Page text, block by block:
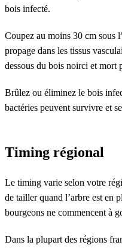
bois infecté.
Coupez au moins 30 cm sous
propage dans les tissus
dessous du bois noirci et mort
Brûlez ou éliminez le bois
bactéries peuvent survivre et
Timing régional
Le timing varie selon votre
de tailler quand l’arbre est en
bourgeons ne commencent à
Dans la plupart des régions